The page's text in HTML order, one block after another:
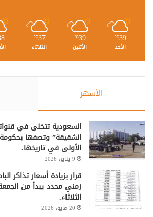
39
℃
الأحد
39
℃
الأثنين
37
℃
الثلاثاء
الأشهر
السعودية تتخلى في
الشقيقة” وتصفها
الأولى في تاريخها.
9 يناير، 2026
قرار بزيادة أسعار تذاكر
زمني محدد يبدأ من
الثلاثاء.
20 مايو، 2026